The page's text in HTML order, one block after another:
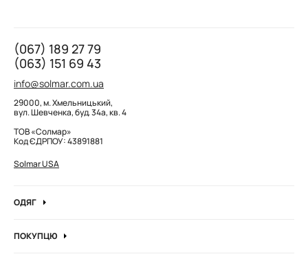
(067) 189 27 79
(063) 151 69 43
info@solmar.com.ua
29000, м. Хмельницький,
вул. Шевченка, буд. 34а, кв. 4
ТОВ «Солмар»
Код ЄДРПОУ: 43891881
Solmar USA
ОДЯГ
Кофти та джемпера
ПОКУПЦЮ